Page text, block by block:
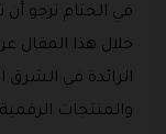
في الختام نرجو
خلال هذا المقال
الرائدة في الشرق
والمنتجات